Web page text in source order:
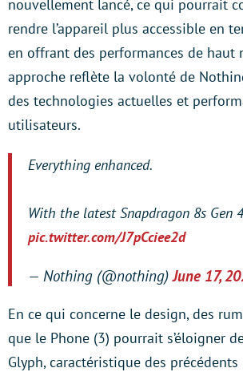
nouvellement lancé, ce qui pourrait
rendre l’appareil plus accessible en
en offrant des performances de haut
approche reflète la volonté de
des technologies actuelles et
utilisateurs.
Everything enhanced.
With the latest Snapdragon 8s Gen
pic.twitter.com/J7pCciee2d
— Nothing (@nothing)June 17,
En ce qui concerne le design, des
que le Phone (3) pourrait s’éloigner
Glyph, caractéristique des